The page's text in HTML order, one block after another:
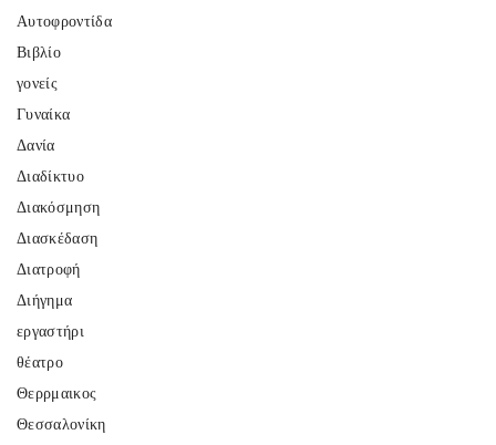
Αυτοφροντίδα
Βιβλίο
γονείς
Γυναίκα
Δανία
Διαδίκτυο
Διακόσμηση
Διασκέδαση
Διατροφή
Διήγημα
εργαστήρι
θέατρο
Θερρμαικος
Θεσσαλονίκη